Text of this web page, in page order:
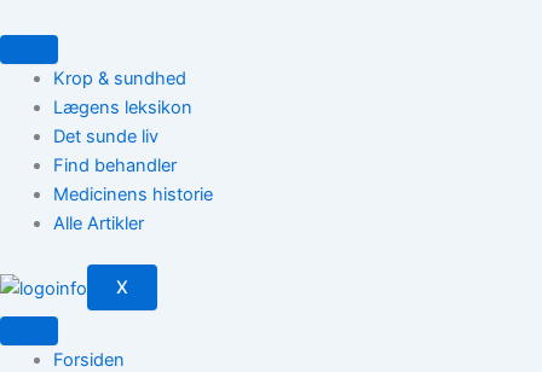
til
indholdetKrop & sundhed
Lægens leksikon
Det sunde liv
Find behandler
Medicinens historie
Alle Artikler
X
Forsiden